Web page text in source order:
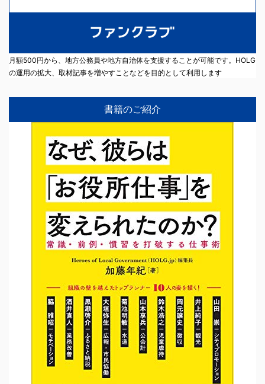
月額500円から、地方公務員や地方自治体を支援することが可能です。HOLG
の運用の拡大、取材記事を増やすことなどを目的として利用します
書籍のご紹介